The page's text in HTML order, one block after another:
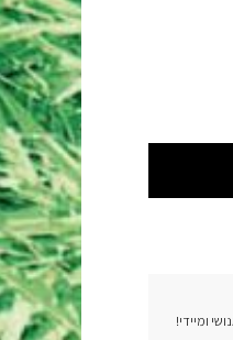
ומיידי!